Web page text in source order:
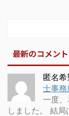
最新のコメント
匿名希
士事務
一度
しました。 結